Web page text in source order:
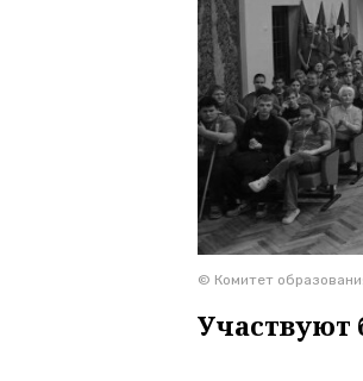
© Комитет
Участвуют